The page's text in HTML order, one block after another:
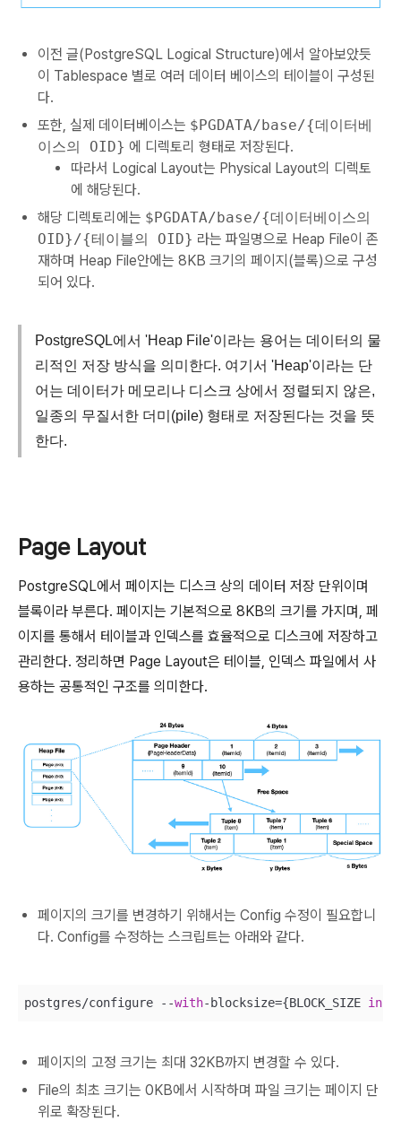
이전 글(PostgreSQL Logical Structure)에서 알아보았듯
이 Tablespace 별로 여러 데이터 베이스의 테이블이 구성된
다.
또한, 실제 데이터베이스는 $PGDATA/base/{데이터베
이스의 OID} 에 디렉토리 형태로 저장된다.
따라서 Logical Layout는 Physical Layout의 디렉토
에 해당된다.
해당 디렉토리에는 $PGDATA/base/{데이터베이스의
OID}/{테이블의 OID} 라는 파일명으로 Heap File이 존
재하며 Heap File안에는 8KB 크기의 페이지(블록)으로 구성
되어 있다.
PostgreSQL에서 'Heap File'이라는 용어는 데이터의 물
리적인 저장 방식을 의미한다. 여기서 'Heap'이라는 단
어는 데이터가 메모리나 디스크 상에서 정렬되지 않은,
일종의 무질서한 더미(pile) 형태로 저장된다는 것을 뜻
한다.
Page Layout
PostgreSQL에서 페이지는 디스크 상의 데이터 저장 단위이며
블록이라 부른다. 페이지는 기본적으로 8KB의 크기를 가지며, 페
이지를 통해서 테이블과 인덱스를 효율적으로 디스크에 저장하고
관리한다. 정리하면 Page Layout은 테이블, 인덱스 파일에서 사
용하는 공통적인 구조를 의미한다.
페이지의 크기를 변경하기 위해서는 Config 수정이 필요합니
다. Config를 수정하는 스크립트는 아래와 같다.
postgres/configure --with-blocksize={BLOCK_SIZE in
페이지의 고정 크기는 최대 32KB까지 변경할 수 있다.
File의 최초 크기는 0KB에서 시작하며 파일 크기는 페이지 단
위로 확장된다.